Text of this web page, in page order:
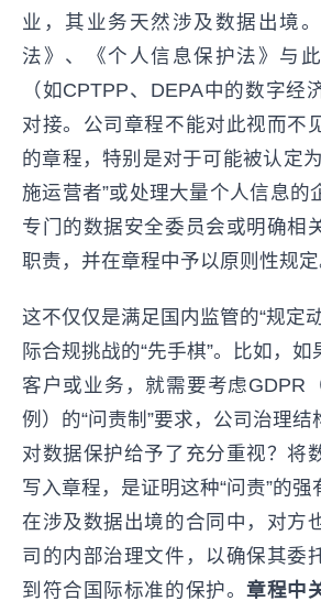
业，其业务天然涉及数据出境
法》、《个人信息保护法》与
（如CPTPP、DEPA中的数字经
对接。公司章程不能对此视而不
的章程，特别是对于可能被认定
施运营者”或处理大量个人信息的
专门的数据安全委员会或明确相
职责，并在章程中予以原则性规定
这不仅仅是满足国内监管的“规定
际合规挑战的“先手棋”。比如，
客户或业务，就需要考虑GDPR
例）的“问责制”要求，公司治理
对数据保护给予了充分重视？将
写入章程，是证明这种“问责”的强
在涉及数据出境的合同中，对方
司的内部治理文件，以确保其委
到符合国际标准的保护。章程中